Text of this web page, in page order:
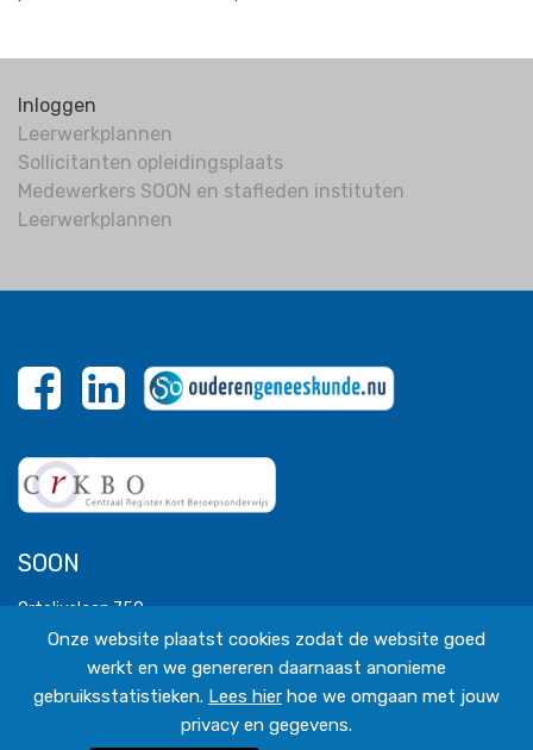
Inloggen
Leerwerkplannen
Sollicitanten opleidingsplaats
Medewerkers SOON en stafleden instituten
Leerwerkplannen
SOON
Orteliuslaan 750
3528 BB Utrecht
T 030 - 227 19 50
M 06 - 2699 3117
secretariaat@soon.nl
Onze website plaatst cookies zodat de website goed
werkt en we genereren daarnaast anonieme
gebruiksstatistieken. Lees hier hoe we omgaan met jouw
privacy en gegevens.